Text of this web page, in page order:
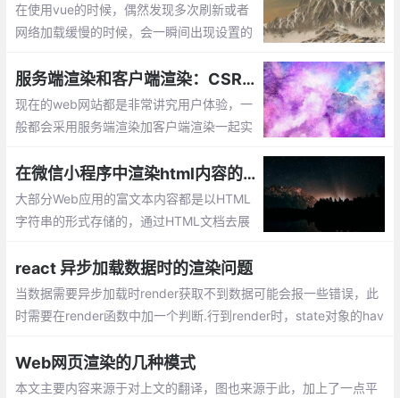
在使用vue的时候，偶然发现多次刷新或者
网络加载缓慢的时候，会一瞬间出现设置的
e现成的指令来解决这个问题：v-cloak
服务端渲染和客户端渲染：CSR和SSR
现在的web网站都是非常讲究用户体验，一
般都会采用服务端渲染加客户端渲染一起实
（SEO），利于被网页爬虫抓取数据，多见
于电商网站商品信息获取等。客户端渲染不
利于搜索引擎优化
在微信小程序中渲染html内容的实现
大部分Web应用的富文本内容都是以HTML
字符串的形式存储的，通过HTML文档去展
小程序（下文简称为「小程序」）中，应当
如何渲染这部分内容呢？
react 异步加载数据时的渲染问题
当数据需要异步加载时render获取不到数据可能会报一些错误，此
时需要在render函数中加一个判断.行到render时，state对象的hav
时
Web网页渲染的几种模式
本文主要内容来源于对上文的翻译，图也来源于此，加上了一点平